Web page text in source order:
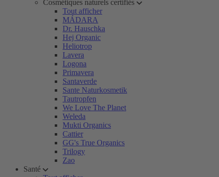
Cosmétiques naturels certifiés
Tout afficher
MÁDARA
Dr. Hauschka
Hej Organic
Heliotrop
Lavera
Logona
Primavera
Santaverde
Sante Naturkosmetik
Tautropfen
We Love The Planet
Weleda
Mukti Organics
Cattier
GG's True Organics
Trilogy
Zao
Santé